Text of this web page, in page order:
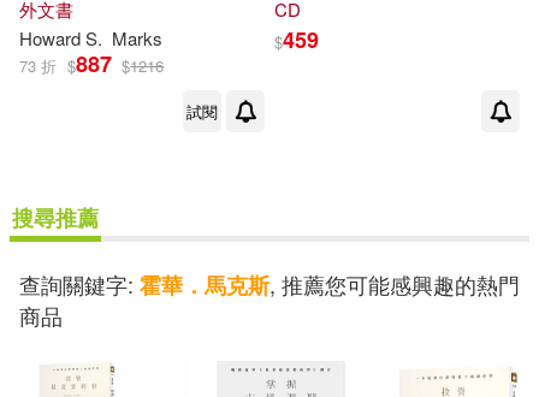
外文書
Howard S. Marks
73 折 $887 $1216
試閱
CD
$459
搜尋推薦
查詢關鍵字: 霍華．馬克斯, 推薦您可能感興趣的熱門
商品